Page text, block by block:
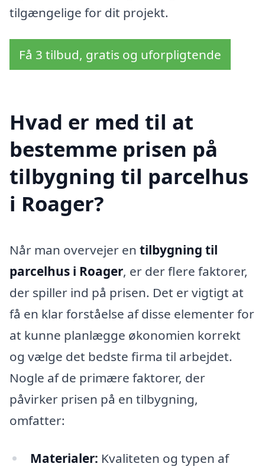
tilgængelige for dit projekt.
Få 3 tilbud, gratis og uforpligtende
Hvad er med til at
bestemme prisen på
tilbygning til parcelhus
i Roager?
Når man overvejer en tilbygning til
parcelhus i Roager, er der flere faktorer,
der spiller ind på prisen. Det er vigtigt at
få en klar forståelse af disse elementer for
at kunne planlægge økonomien korrekt
og vælge det bedste firma til arbejdet.
Nogle af de primære faktorer, der
påvirker prisen på en tilbygning,
omfatter:
Materialer: Kvaliteten og typen af